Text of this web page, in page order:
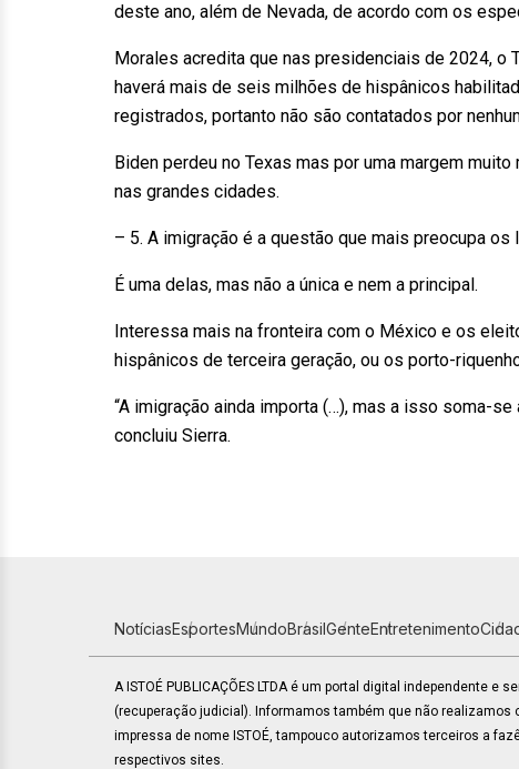
deste ano, além de Nevada, de acordo com os
Morales acredita que nas presidenciais de 2024, o
haverá mais de seis milhões de hispânicos
registrados, portanto não são contatados por
Biden perdeu no Texas mas por uma margem
nas grandes cidades.
– 5. A imigração é a questão que mais preocupa os
É uma delas, mas não a única e nem a principal.
Interessa mais na fronteira com o México e os
hispânicos de terceira geração, ou os porto-
“A imigração ainda importa (…), mas a isso soma-
concluiu Sierra.
NotíciasEsportesMundoBrasilGenteEntretenimento
A ISTOÉ PUBLICAÇÕES LTDA é um portal digital independente e
(recuperação judicial). Informamos também que não
impressa de nome ISTOÉ, tampouco autorizamos terceiros a
respectivos sites.